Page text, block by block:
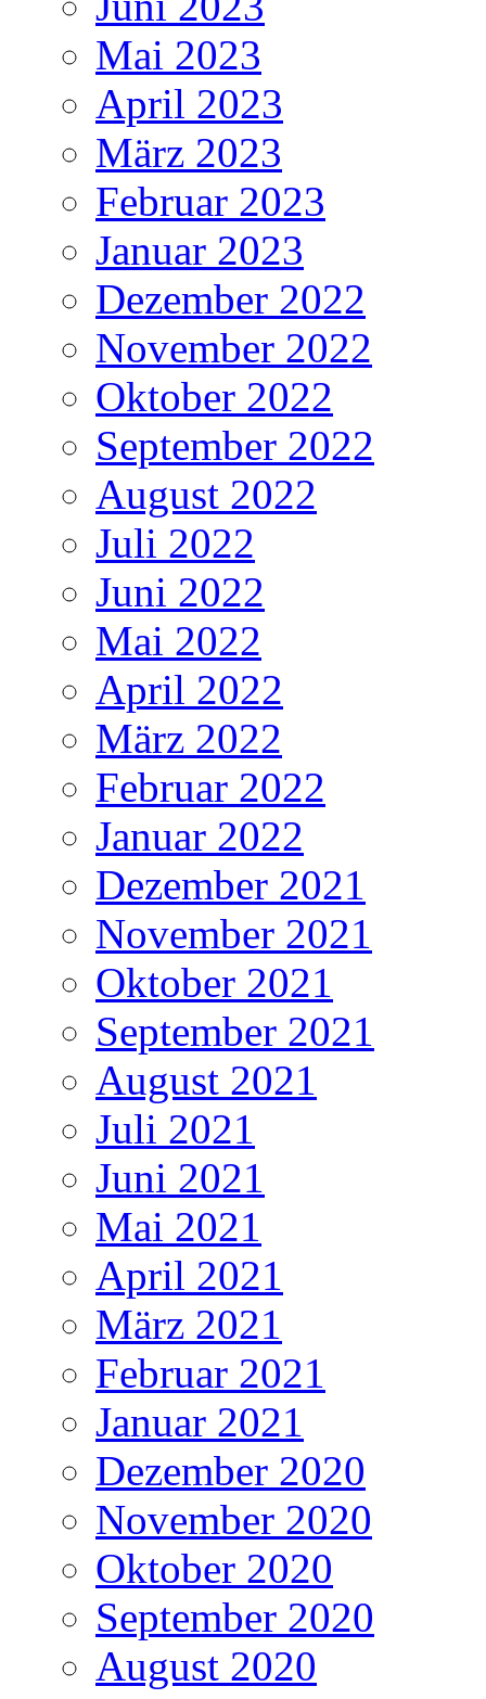
Mai 2023
April 2023
März 2023
Februar 2023
Januar 2023
Dezember 2022
November 2022
Oktober 2022
September 2022
August 2022
Juli 2022
Juni 2022
Mai 2022
April 2022
März 2022
Februar 2022
Januar 2022
Dezember 2021
November 2021
Oktober 2021
September 2021
August 2021
Juli 2021
Juni 2021
Mai 2021
April 2021
März 2021
Februar 2021
Januar 2021
Dezember 2020
November 2020
Oktober 2020
September 2020
August 2020